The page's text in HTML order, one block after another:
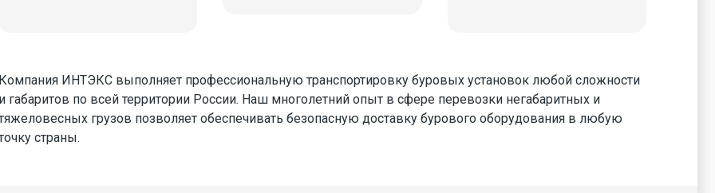
Компания ИНТЭКС выполняет профессиональную транспортировку буровых установок любой сложности
и габаритов по всей территории России. Наш многолетний опыт в сфере перевозки негабаритных и
грузов позволяет обеспечивать безопасную доставку бурового оборудования в любую
страны.